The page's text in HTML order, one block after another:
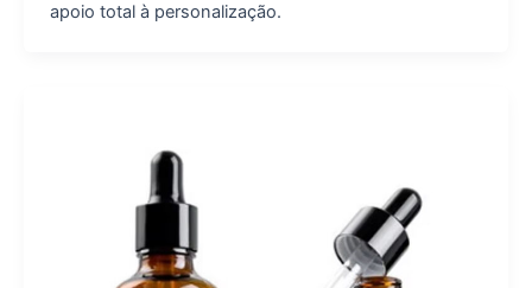
apoio total à personalização.